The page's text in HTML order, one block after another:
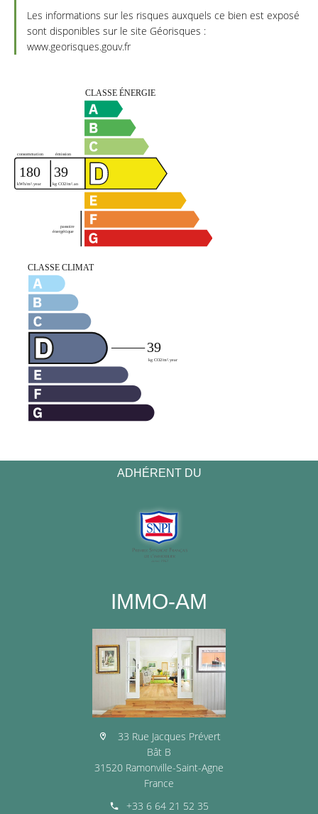
Les informations sur les risques auxquels ce bien est exposé
sont disponibles sur le site Géorisques :
www.georisques.gouv.fr
ADHÉRENT DU
IMMO-AM
33 Rue Jacques Prévert
Bât B
31520 Ramonville-Saint-Agne
France
+33 6 64 21 52 35